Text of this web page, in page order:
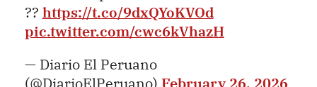
?? https://t.co/9dxQYoKVOd
pic.twitter.com/cwc6kVhazH
— Diario El Peruano
(@DiarioElPeruano) February 26, 2026